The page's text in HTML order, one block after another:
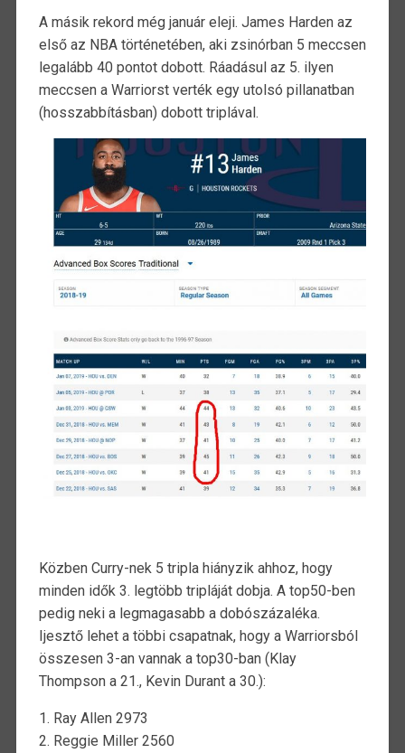
A másik rekord még január eleji. James Harden az
első az NBA történetében, aki zsinórban 5 meccsen
legalább 40 pontot dobott. Ráadásul az 5. ilyen
meccsen a Warriorst verték egy utolsó pillanatban
(hosszabbításban) dobott triplával.
Közben Curry-nek 5 tripla hiányzik ahhoz, hogy
minden idők 3. legtöbb tripláját dobja. A top50-ben
pedig neki a legmagasabb a dobószázaléka.
Ijesztő lehet a többi csapatnak, hogy a Warriorsból
összesen 3-an vannak a top30-ban (Klay
Thompson a 21., Kevin Durant a 30.):
1. Ray Allen 2973
2. Reggie Miller 2560